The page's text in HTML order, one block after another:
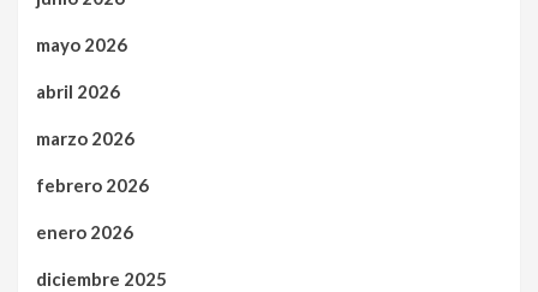
mayo 2026
abril 2026
marzo 2026
febrero 2026
enero 2026
diciembre 2025